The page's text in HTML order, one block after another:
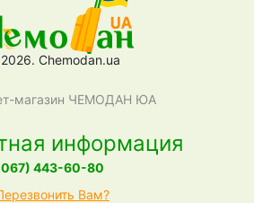
Chemodan.ua
магазин ЧЕМОДАН ЮА
информация
443-60-80
Вам?